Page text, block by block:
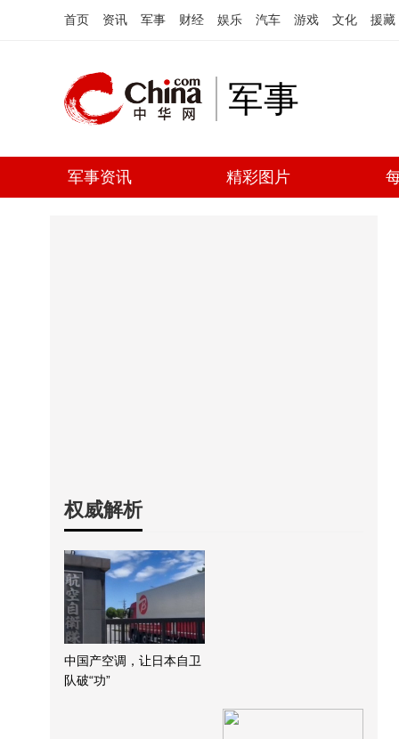
首页 资讯 军事 财经 娱乐 汽车 游戏 文化 援藏
军事
军事资讯 精彩图片
权威解析
中国产空调，让日本自卫
队破“功”